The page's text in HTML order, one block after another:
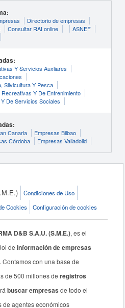
Directorio de empresas
Consultar RAI online
ASNEF
Y Servicios Auxliares
Silvicultura Y Pesca
Y De Entrenimiento
De Servicios Sociales
Canaria
Empresas Bilbao
Córdoba Empresas Valladolid
Condiciones de Uso
Cookies Configuración de cookies
D&B S.A.U. (S.M.E.), es el
deinformación de empresas
. Contamos con una base de
de 500 millones deregistros
buscar empresas de todo el
de agentes económicos